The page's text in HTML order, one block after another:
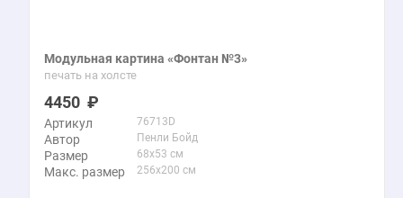
Модульная картина «Фонтан №3»
печать на холсте
4450
Артикул 76713D
Автор Пенли Бойд
Размер 68x53 см
Макс. размер 256x200 см